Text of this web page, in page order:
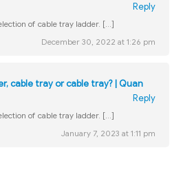
Reply
of cable tray ladder. […]
December 30, 2022 at 1:26 pm
cable tray or cable tray? | Quan
Reply
of cable tray ladder. […]
January 7, 2023 at 1:11 pm